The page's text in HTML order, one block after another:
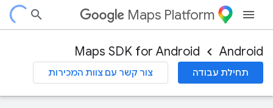
Maps Platform
Android
Maps SDK for Android
תחילת עבודה צור קשר עם צוות המכירות